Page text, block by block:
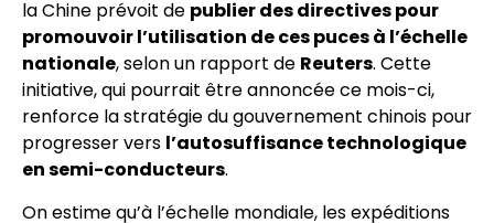
la Chine prévoit de publier des directives pour
promouvoir l’utilisation de ces puces à l’échelle
nationale, selon un rapport de Reuters. Cette
initiative, qui pourrait être annoncée ce mois-ci,
renforce la stratégie du gouvernement chinois pour
progresser vers l’autosuffisance technologique
en semi-conducteurs.
On estime qu’à l’échelle mondiale, les expéditions